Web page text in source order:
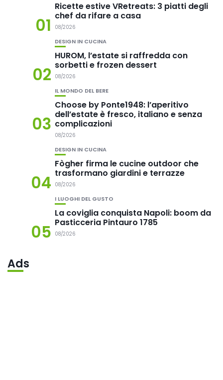
01
Ricette estive VRetreats: 3 piatti degli
chef da rifare a casa
08/2026
02
DESIGN IN CUCINA
HUROM, l’estate si raffredda con
sorbetti e frozen dessert
08/2026
03
IL MONDO DEL BERE
Choose by Ponte1948: l’aperitivo
dell’estate è fresco, italiano e senza
complicazioni
08/2026
04
DESIGN IN CUCINA
Fògher firma le cucine outdoor che
trasformano giardini e terrazze
08/2026
05
I LUOGHI DEL GUSTO
La coviglia conquista Napoli: boom da
Pasticceria Pintauro 1785
08/2026
Ads